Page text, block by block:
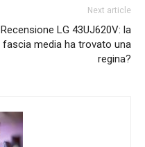
Next article
Recensione LG 43UJ620V: la
fascia media ha trovato una
regina?